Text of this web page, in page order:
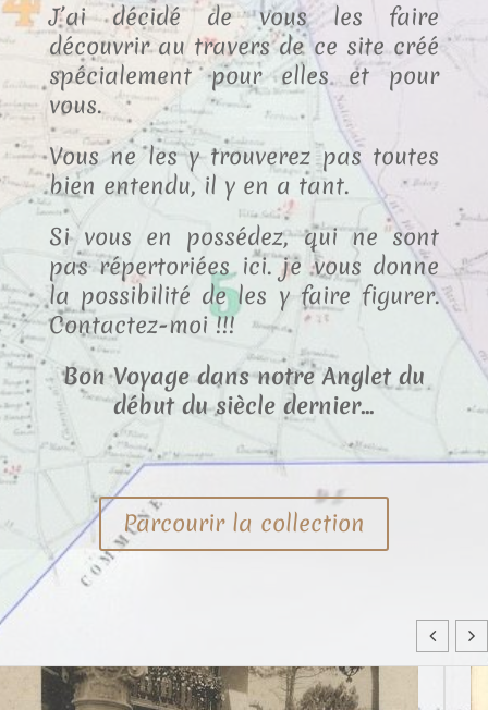
J’ai décidé de vous les faire
découvrir au travers de ce site créé
spécialement pour elles et pour
vous.
Vous ne les y trouverez pas toutes
bien entendu, il y en a tant.
Si vous en possédez, qui ne sont
pas répertoriées ici. je vous donne
la possibilité de les y faire figurer.
Contactez-moi !!!
Bon Voyage dans notre Anglet du
début du siècle dernier…
Parcourir la collection